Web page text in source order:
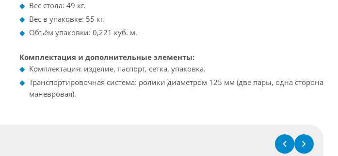
Вес стола: 49 кг.
Вес в упаковке: 55 кг.
Объём упаковки: 0,221 куб. м.
Комплектация и дополнительные элементы:
Комплектация: изделие, паспорт, сетка, упаковка.
Транспортировочная система: ролики диаметром 125 мм (две пары, одна сторона
манёвровая).